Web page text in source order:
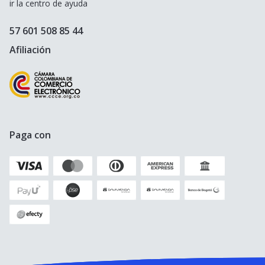
Crédito Hipotecario
Crédito de Consumo
Seguro para Motos
ir la centro de ayuda
57 601 508 85 44
Afiliación
Paga con